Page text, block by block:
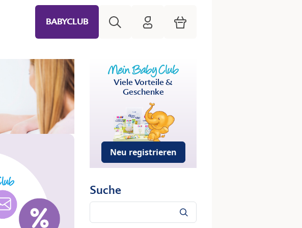
BABYCLUB HiPP Mein Babyclub
Warenkorb
Viele Vorteile &
Geschenke
Neu registrieren
Suche